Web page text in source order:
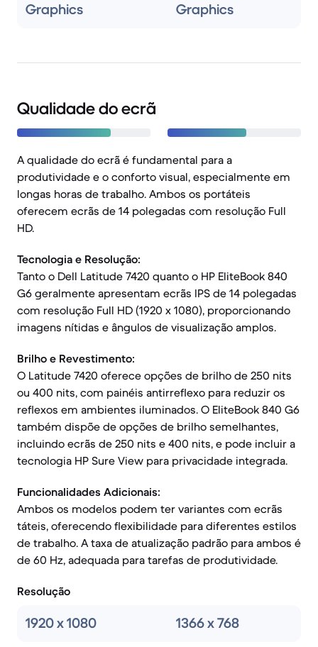
Graphics
Graphics
Qualidade do ecrã
A qualidade do ecrã é fundamental para a
produtividade e o conforto visual, especialmente em
longas horas de trabalho. Ambos os portáteis
oferecem ecrãs de 14 polegadas com resolução Full
HD.
Tecnologia e Resolução:
Tanto o Dell Latitude 7420 quanto o HP EliteBook 840
G6 geralmente apresentam ecrãs IPS de 14 polegadas
com resolução Full HD (1920 x 1080), proporcionando
imagens nítidas e ângulos de visualização amplos.
Brilho e Revestimento:
O Latitude 7420 oferece opções de brilho de 250 nits
ou 400 nits, com painéis antirreflexo para reduzir os
reflexos em ambientes iluminados. O EliteBook 840 G6
também dispõe de opções de brilho semelhantes,
incluindo ecrãs de 250 nits e 400 nits, e pode incluir a
tecnologia HP Sure View para privacidade integrada.
Funcionalidades Adicionais:
Ambos os modelos podem ter variantes com ecrãs
táteis, oferecendo flexibilidade para diferentes estilos
de trabalho. A taxa de atualização padrão para ambos é
de 60 Hz, adequada para tarefas de produtividade.
Resolução
1920 x 1080 1366 x 768